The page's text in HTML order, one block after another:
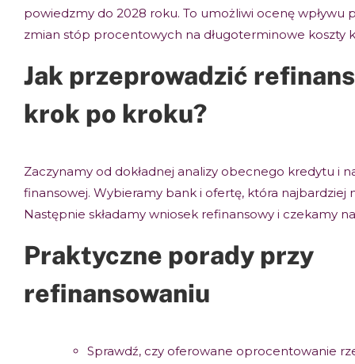
powiedzmy do 2028 roku. To umożliwi ocenę wpływu
zmian stóp procentowych na długoterminowe koszty
Jak przeprowadzić
krok po kroku?
Zaczynamy od dokładnej analizy obecnego kredytu i
finansowej. Wybieramy bank i ofertę, która najbardziej
Następnie składamy wniosek refinansowy i czekamy
Praktyczne porady przy
refinansowaniu
Sprawdź, czy oferowane oprocentowanie